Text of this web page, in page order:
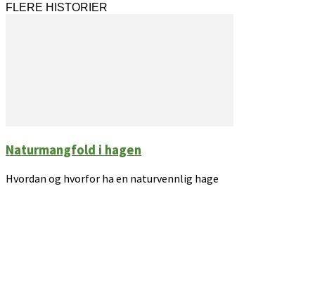
FLERE HISTORIER
Naturmangfold i hagen
Hvordan og hvorfor ha en naturvennlig hage